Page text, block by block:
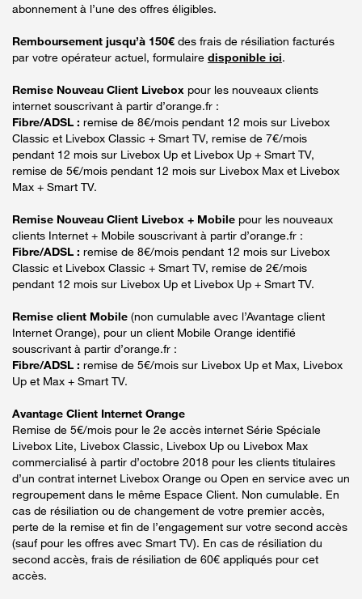
abonnement à l’une des offres éligibles.
Remboursement jusqu’à 150€ des frais de résiliation facturés
par votre opérateur actuel, formulaire disponible ici.
Remise Nouveau Client Livebox pour les nouveaux clients
internet souscrivant à partir d’orange.fr :
Fibre/ADSL : remise de 8€/mois pendant 12 mois sur Livebox
Classic et Livebox Classic + Smart TV, remise de 7€/mois
pendant 12 mois sur Livebox Up et Livebox Up + Smart TV,
remise de 5€/mois pendant 12 mois sur Livebox Max et Livebox
Max + Smart TV.
Remise Nouveau Client Livebox + Mobile pour les nouveaux
clients Internet + Mobile souscrivant à partir d’orange.fr :
Fibre/ADSL : remise de 8€/mois pendant 12 mois sur Livebox
Classic et Livebox Classic + Smart TV, remise de 2€/mois
pendant 12 mois sur Livebox Up et Livebox Up + Smart TV.
Remise client Mobile (non cumulable avec l’Avantage client
Internet Orange), pour un client Mobile Orange identifié
souscrivant à partir d’orange.fr :
Fibre/ADSL : remise de 5€/mois sur Livebox Up et Max, Livebox
Up et Max + Smart TV.
Avantage Client Internet Orange
Remise de 5€/mois pour le 2e accès internet Série Spéciale
Livebox Lite, Livebox Classic, Livebox Up ou Livebox Max
commercialisé à partir d’octobre 2018 pour les clients titulaires
d’un contrat internet Livebox Orange ou Open en service avec un
regroupement dans le même Espace Client. Non cumulable. En
cas de résiliation ou de changement de votre premier accès,
perte de la remise et fin de l’engagement sur votre second accès
(sauf pour les offres avec Smart TV). En cas de résiliation du
second accès, frais de résiliation de 60€ appliqués pour cet
accès.